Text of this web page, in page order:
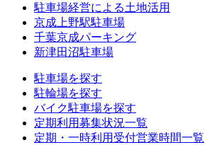
駐車場経営による土地活用
京成上野駅駐車場
千葉京成パーキング
新津田沼駐車場
駐車場を探す
駐輪場を探す
バイク駐車場を探す
定期利用募集状況一覧
定期・一時利用受付営業時間一覧